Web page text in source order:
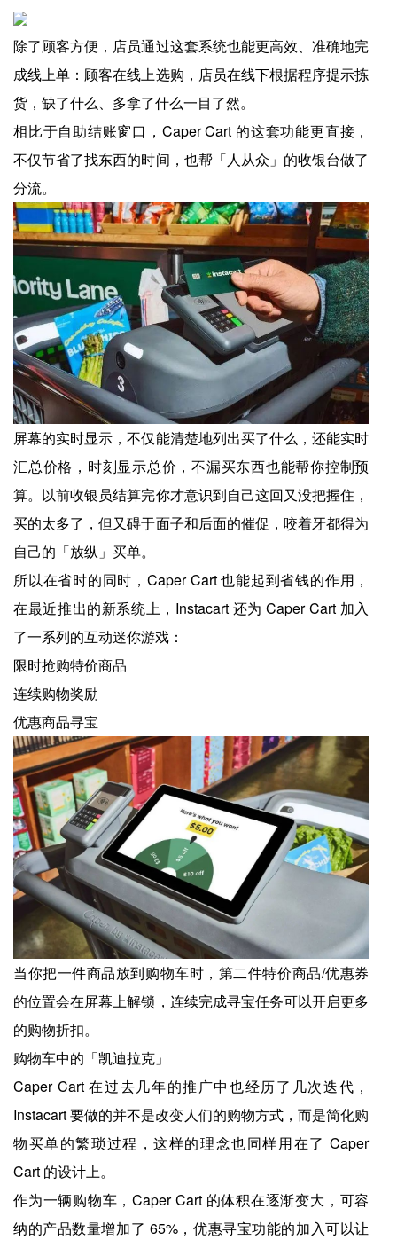
除了顾客方便，店员通过这套系统也能更高效、准确地完
成线上单：顾客在线上选购，店员在线下根据程序提示拣
货，缺了什么、多拿了什么一目了然。
相比于自助结账窗口，Caper Cart 的这套功能更直接，
不仅节省了找东西的时间，也帮「人从众」的收银台做了
分流。
屏幕的实时显示，不仅能清楚地列出买了什么，还能实时
汇总价格，时刻显示总价，不漏买东西也能帮你控制预
算。以前收银员结算完你才意识到自己这回又没把握住，
买的太多了，但又碍于面子和后面的催促，咬着牙都得为
自己的「放纵」买单。
所以在省时的同时，Caper Cart 也能起到省钱的作用，
在最近推出的新系统上，Instacart 还为 Caper Cart 加入
了一系列的互动迷你游戏：
限时抢购特价商品
连续购物奖励
优惠商品寻宝
当你把一件商品放到购物车时，第二件特价商品/优惠券
的位置会在屏幕上解锁，连续完成寻宝任务可以开启更多
的购物折扣。
购物车中的「凯迪拉克」
Caper Cart 在过去几年的推广中也经历了几次迭代，
Instacart 要做的并不是改变人们的购物方式，而是简化购
物买单的繁琐过程，这样的理念也同样用在了 Caper
Cart 的设计上。
作为一辆购物车，Caper Cart 的体积在逐渐变大，可容
纳的产品数量增加了 65%，优惠寻宝功能的加入可以让